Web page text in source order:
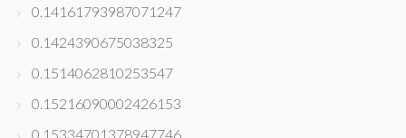
0.14161793987071247
0.1424390675038325
0.1514062810253547
0.15216090002426153
0.15334701378947746